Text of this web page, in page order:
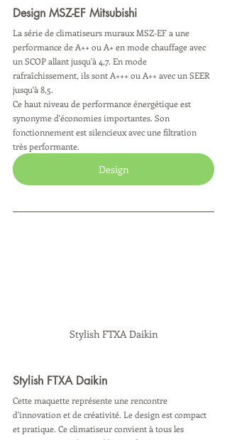
Design MSZ-EF Mitsubishi
La série de climatiseurs muraux MSZ-EF a une
performance de A++ ou A+ en mode chauffage avec
un SCOP allant jusqu'à 4,7. En mode
rafraîchissement, ils sont A+++ ou A++ avec un SEER
jusqu'à 8,5.
Ce haut niveau de performance énergétique est
synonyme d'économies importantes. Son
fonctionnement est silencieux avec une filtration
très performante.
Design
Stylish FTXA Daikin
Stylish FTXA Daikin
Cette maquette représente une rencontre
d'innovation et de créativité. Le design est compact
et pratique. Ce climatiseur convient à tous les